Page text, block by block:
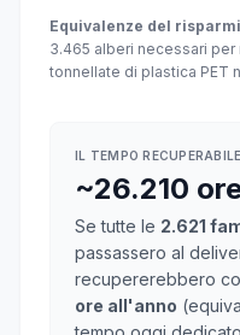
Equivalenze del
3.465 alberi necessari per
tonnellate di plastica PET
IL TEMPO RECUPERABILE
~26.210
Se tutte le 2.621
passassero al
recupererebbero
ore all'anno